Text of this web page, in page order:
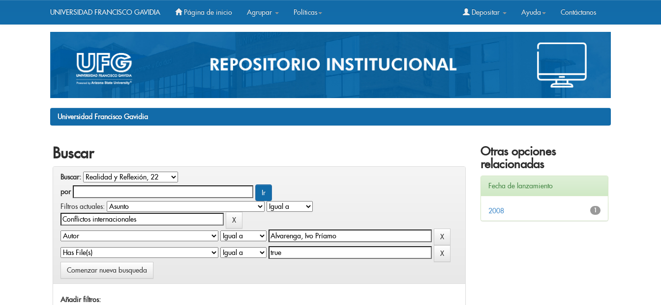
UNIVERSIDAD FRANCISCO GAVIDIA Página de inicio Agrupar Políticas Depositar Ayuda Contáctanos
Universidad Francisco Gavidia
Buscar
Buscar:
por
Filtros actuales:
Comenzar nueva busqueda
Añadir filtros:
Otras opciones
relacionadas
Fecha de lanzamiento
1
2008